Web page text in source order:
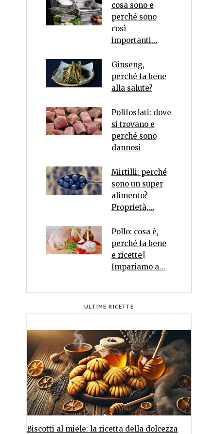
cosa sono e
perché sono
così
importanti…
Ginseng,
perché fa bene
alla salute?
Polifosfati: dove
si trovano e
perché sono
dannosi
Mirtilli: perché
sono un super
alimento?
Proprietà,…
Pollo: cosa è,
perché fa bene
e ricette|
Impariamo a…
ULTIME RICETTE
Biscotti al miele: la ricetta della dolcezza